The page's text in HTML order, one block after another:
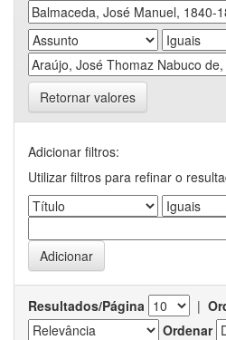
Retornar valores
Adicionar filtros:
Utilizar filtros para refinar o
Resultados/Página |
Ordenar